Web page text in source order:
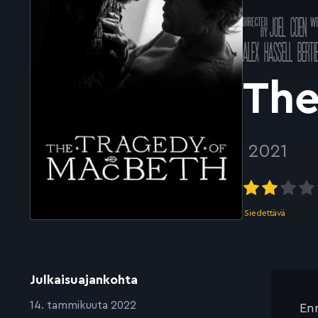
Ohjannut
kJOEL COEN
Pääosissa
ALEX HASSELL
2021
Siedettävä
Julkaisuajankohta
:14. tammikuuta 2022